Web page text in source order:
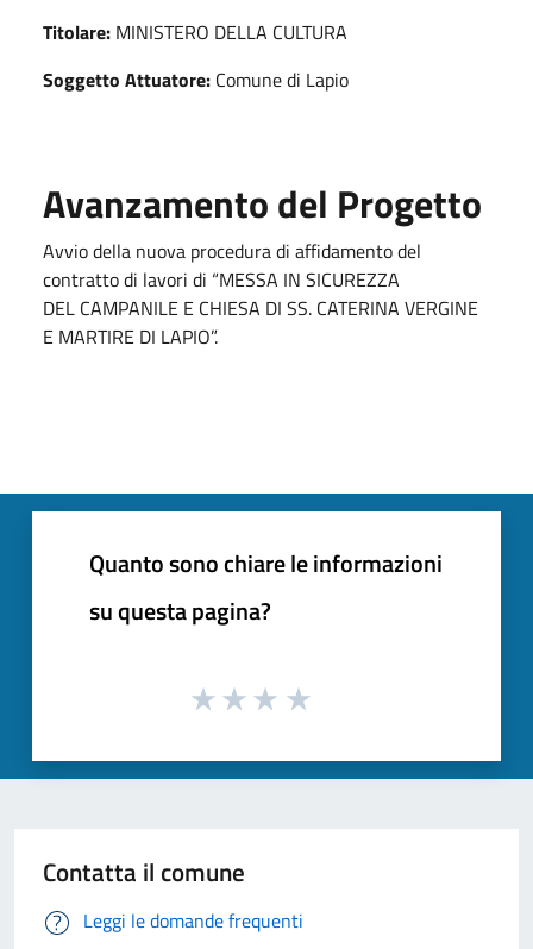
Titolare: MINISTERO DELLA CULTURA
Soggetto Attuatore: Comune di Lapio
Avanzamento del Progetto
Avvio della nuova procedura di affidamento del
contratto di lavori di “MESSA IN SICUREZZA
DEL CAMPANILE E CHIESA DI SS. CATERINA VERGINE
E MARTIRE DI LAPIO”.
Quanto sono chiare le informazioni
su questa pagina?
Contatta il comune
Leggi le domande frequenti